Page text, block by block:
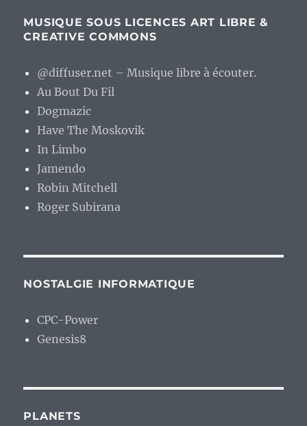
MUSIQUE SOUS LICENCES ART LIBRE &
CREATIVE COMMONS
@diffuser.net – Musique libre à écouter.
Au Bout Du Fil
Dogmazic
Have The Moskovik
In Limbo
Jamendo
Robin Mitchell
Roger Subirana
NOSTALGIE INFORMATIQUE
CPC-Power
Genesis8
PLANETS